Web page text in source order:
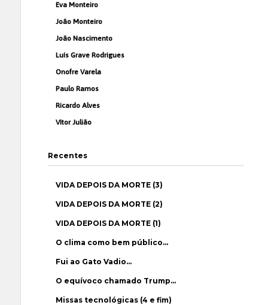
Eva Monteiro
João Monteiro
João Nascimento
Luís Grave Rodrigues
Onofre Varela
Paulo Ramos
Ricardo Alves
Vítor Julião
Recentes
VIDA DEPOIS DA MORTE (3)
VIDA DEPOIS DA MORTE (2)
VIDA DEPOIS DA MORTE (1)
O clima como bem público…
Fui ao Gato Vadio…
O equívoco chamado Trump…
Missas tecnológicas (4 e fim)